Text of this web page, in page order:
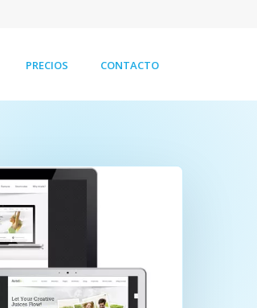
PRECIOS CONTACTO